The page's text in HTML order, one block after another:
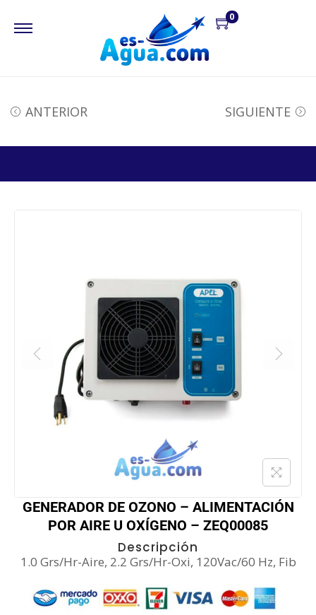
0
ANTERIOR SIGUIENTE
GENERADOR DE OZONO – ALIMENTACIÓN
POR AIRE U OXÍGENO – ZEQ00085
Descripción
1.0 Grs/Hr-Aire, 2.2 Grs/Hr-Oxi, 120Vac/60 Hz, Fib